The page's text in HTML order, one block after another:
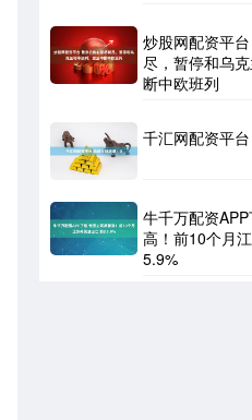
炒股网配资平
尽，暂停和乌
断中欧班列
千汇网配资平
牛千万配资
高！前10个月
5.9%